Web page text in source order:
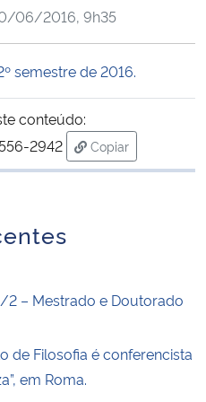
e Comunicações
06/2016, 9h35
semestre de 2016.
conteúdo:
2942
Copiar
para área de
2 – Mestrado e Doutorado
de Filosofia é conferencista
em Roma.